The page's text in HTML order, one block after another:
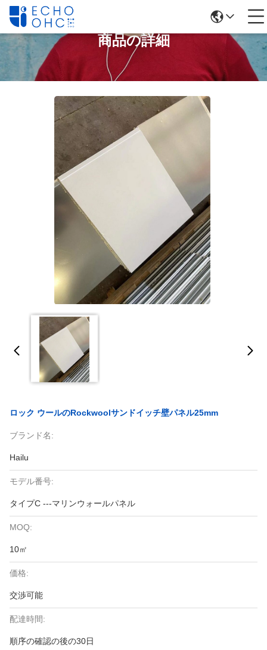
商品の詳細
ロック ウールのRockwoolサンドイッチ壁パネル25mm
ブランド名:
Hailu
モデル番号:
タイプC ---マリンウォールパネル
MOQ:
10㎡
価格:
交渉可能
配達時間:
順序の確認の後の30日